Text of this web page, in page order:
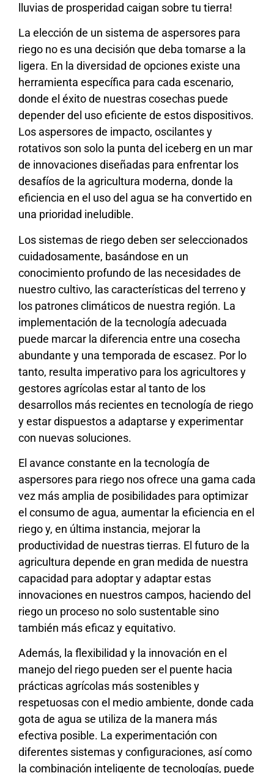
lluvias de prosperidad caigan sobre tu tierra!
La elección de un sistema de aspersores para
riego no es una decisión que deba tomarse a la
ligera. En la diversidad de opciones existe una
herramienta específica para cada escenario,
donde el éxito de nuestras cosechas puede
depender del uso eficiente de estos dispositivos.
Los aspersores de impacto, oscilantes y
rotativos son solo la punta del iceberg en un mar
de innovaciones diseñadas para enfrentar los
desafíos de la agricultura moderna, donde la
eficiencia en el uso del agua se ha convertido en
una prioridad ineludible.
Los sistemas de riego deben ser seleccionados
cuidadosamente, basándose en un
conocimiento profundo de las necesidades de
nuestro cultivo, las características del terreno y
los patrones climáticos de nuestra región. La
implementación de la tecnología adecuada
puede marcar la diferencia entre una cosecha
abundante y una temporada de escasez. Por lo
tanto, resulta imperativo para los agricultores y
gestores agrícolas estar al tanto de los
desarrollos más recientes en tecnología de riego
y estar dispuestos a adaptarse y experimentar
con nuevas soluciones.
El avance constante en la tecnología de
aspersores para riego nos ofrece una gama cada
vez más amplia de posibilidades para optimizar
el consumo de agua, aumentar la eficiencia en el
riego y, en última instancia, mejorar la
productividad de nuestras tierras. El futuro de la
agricultura depende en gran medida de nuestra
capacidad para adoptar y adaptar estas
innovaciones en nuestros campos, haciendo del
riego un proceso no solo sustentable sino
también más eficaz y equitativo.
Además, la flexibilidad y la innovación en el
manejo del riego pueden ser el puente hacia
prácticas agrícolas más sostenibles y
respetuosas con el medio ambiente, donde cada
gota de agua se utiliza de la manera más
efectiva posible. La experimentación con
diferentes sistemas y configuraciones, así como
la combinación inteligente de tecnologías, puede